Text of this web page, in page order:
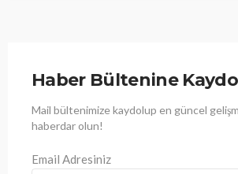
Haber Bültenine
Mail bültenimize kaydolup en güncel
haberdar olun!
Email Adresiniz